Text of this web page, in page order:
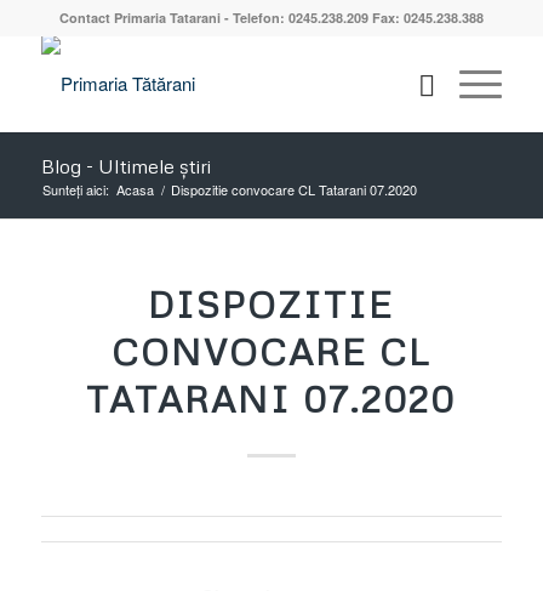
Contact Primaria Tatarani - Telefon: 0245.238.209 Fax: 0245.238.388
Blog - Ultimele știri
Sunteți aici: Acasa / Dispozitie convocare CL Tatarani 07.2020
DISPOZITIE
CONVOCARE CL
TATARANI 07.2020